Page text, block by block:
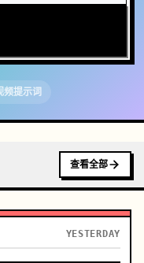
提示词
查看全部
YESTERDAY